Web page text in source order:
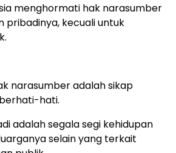
menghormati hak narasumber
pribadinya, kecuali untuk
narasumber adalah sikap
hati.
adalah segala segi kehidupan
selain yang terkait